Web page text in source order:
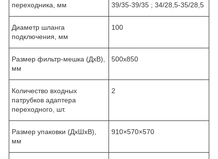
переходника, мм 39/35-39/35 ; 34/28,5-35/28,5
Диаметр шланга
подключения, мм
100
Размер фильтр-мешка (ДхВ),
мм
500х850
Количество входных
патрубков адаптера
переходного, шт.
2
Размер упаковки (ДхШхВ),
мм
910×570×570